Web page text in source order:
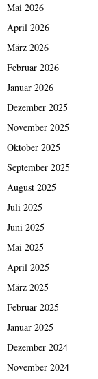
Mai 2026
April 2026
März 2026
Februar 2026
Januar 2026
Dezember 2025
November 2025
Oktober 2025
September 2025
August 2025
Juli 2025
Juni 2025
Mai 2025
April 2025
März 2025
Februar 2025
Januar 2025
Dezember 2024
November 2024